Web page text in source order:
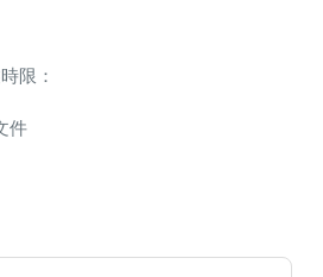
限：
件